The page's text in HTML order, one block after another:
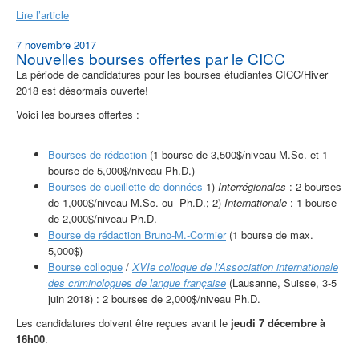
Lire l’article
7 novembre 2017
Nouvelles bourses offertes par le CICC
La période de candidatures pour les bourses étudiantes CICC/Hiver
2018 est désormais ouverte!
Voici les bourses offertes :
Bourses de rédaction (1 bourse de 3,500$/niveau M.Sc. et 1
bourse de 5,000$/niveau Ph.D.)
Bourses de cueillette de données 1) Interrégionales : 2 bourses
de 1,000$/niveau M.Sc. ou Ph.D.; 2) Internationale : 1 bourse
de 2,000$/niveau Ph.D.
Bourse de rédaction Bruno-M.-Cormier(1 bourse de max.
5,000$)
Bourse colloque / XVIe colloque de l’Association internationale
des criminologues de langue française (Lausanne, Suisse, 3-5
juin 2018) : 2 bourses de 2,000$/niveau Ph.D.
Les candidatures doivent être reçues avant le jeudi 7 décembre à
16h00.